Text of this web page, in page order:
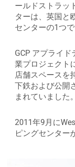
ールドストラッ
ターは、英国と
センターの1つで
GCP アプライ
業プロジェクト
店舗スペースを
下鉄および公開
まれていました。
2011年9月に
ピングセンター